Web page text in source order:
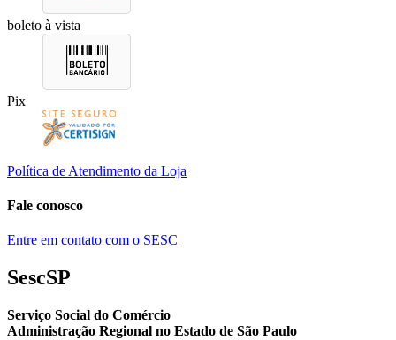
boleto à vista
Pix
Política de Atendimento da Loja
Fale conosco
Entre em contato com o SESC
SescSP
Serviço Social do Comércio
Administração Regional no Estado de São Paulo